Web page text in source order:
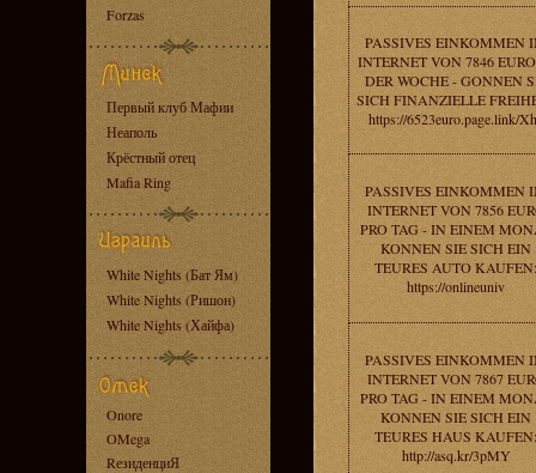
Forzas
Первый клуб Мафии
Неаполь
Крёстный отец
Mafia Ring
White Nights (Бат Ям)
White Nights (Ришон)
White Nights (Хайфа)
Onore
OMega
RезиденциЯ
PASSIVES EINKOMMEN
INTERNET VON 7846
DER WOCHE - GONNEN
SICH FINANZIELLE
https://6523euro.page.link/
PASSIVES EINKOMMEN
INTERNET VON 7856
PRO TAG - IN EINEM
KONNEN SIE SICH EIN
TEURES AUTO KAUFEN:
https://onlineuniv
PASSIVES EINKOMMEN
INTERNET VON 7867
PRO TAG - IN EINEM
KONNEN SIE SICH EIN
TEURES HAUS KAUFEN:
http://asq.kr/3pMY